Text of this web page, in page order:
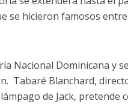
se hicieron famosos
Nacional Dominicana y
Tabaré Blanchard,
de Jack, pretende